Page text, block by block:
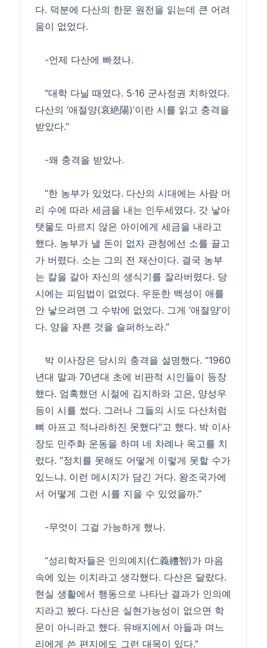
다. 덕분에 다산의 한문 원전을 읽는데 큰 어려
움이 없었다.
-언제 다산에 빠졌나.
“대학 다닐 때였다. 5·16 군사정권 치하였다.
다산의 ‘애절양(哀絶陽)’이란 시를 읽고 충격을
받았다.”
-왜 충격을 받았나.
“한 농부가 있었다. 다산의 시대에는 사람 머
리 수에 따라 세금을 내는 인두세였다. 갓 낳아
탯물도 마르지 않은 아이에게 세금을 내라고
했다. 농부가 낼 돈이 없자 관청에선 소를 끌고
가 버렸다. 소는 그의 전 재산이다. 결국 농부
는 칼을 갈아 자신의 생식기를 잘라버렸다. 당
시에는 피임법이 없었다. 우둔한 백성이 애를
안 낳으려면 그 수밖에 없었다. 그게 ‘애절양’이
다. 양을 자른 것을 슬퍼하노라.”
박 이사장은 당시의 충격을 설명했다. “1960
년대 말과 70년대 초에 비판적 시인들이 등장
했다. 엄혹했던 시절에 김지하와 고은, 양성우
등이 시를 썼다. 그러나 그들의 시도 다산처럼
뼈 아프고 적나라하진 못했다”고 했다. 박 이사
장도 민주화 운동을 하며 네 차례나 옥고를 치
렀다. “정치를 못해도 어떻게 이렇게 못할 수가
있느냐. 이런 메시지가 담긴 거다. 왕조국가에
서 어떻게 그런 시를 지을 수 있었을까.”
-무엇이 그걸 가능하게 했나.
“성리학자들은 인의예지(仁義禮智)가 마음
속에 있는 이치라고 생각했다. 다산은 달랐다.
현실 생활에서 행동으로 나타난 결과가 인의예
지라고 봤다. 다산은 실현가능성이 없으면 학
문이 아니라고 했다. 유배지에서 아들과 며느
리에게 쓴 편지에도 그런 대목이 있다.”